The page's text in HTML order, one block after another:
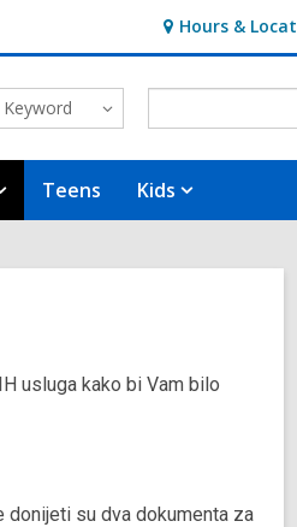
Hours &
Hours
&
Locations
Keyword
Teens Kids
usluga kako bi Vam bilo
donijeti su dva dokumenta za